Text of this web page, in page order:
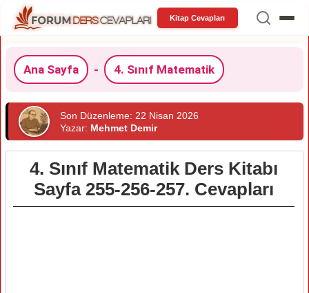
Kitap Cevapları
Ana Sayfa - 4. Sınıf Matematik
Son Düzenleme: 22 Nisan 2026
Yazar: Mehmet Demir
4. Sınıf Matematik Ders Kitabı
Sayfa 255-256-257. Cevapları